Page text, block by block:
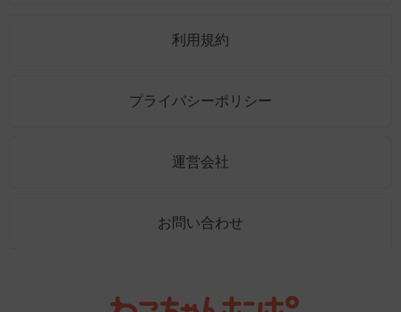
利用規約
プライバシーポリシー
運営会社
お問い合わせ